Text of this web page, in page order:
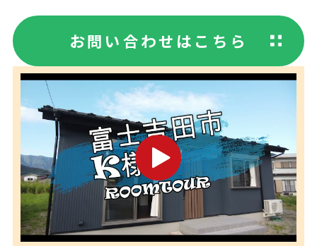
お問い合わせはこちら